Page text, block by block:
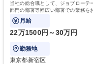
当社の総合職として、ジョブローテ
部門の部署等幅広い部署での業務を
ております！ ※下記業務詳細
月給
22万1500円～30万円
勤務地
東京都新宿区